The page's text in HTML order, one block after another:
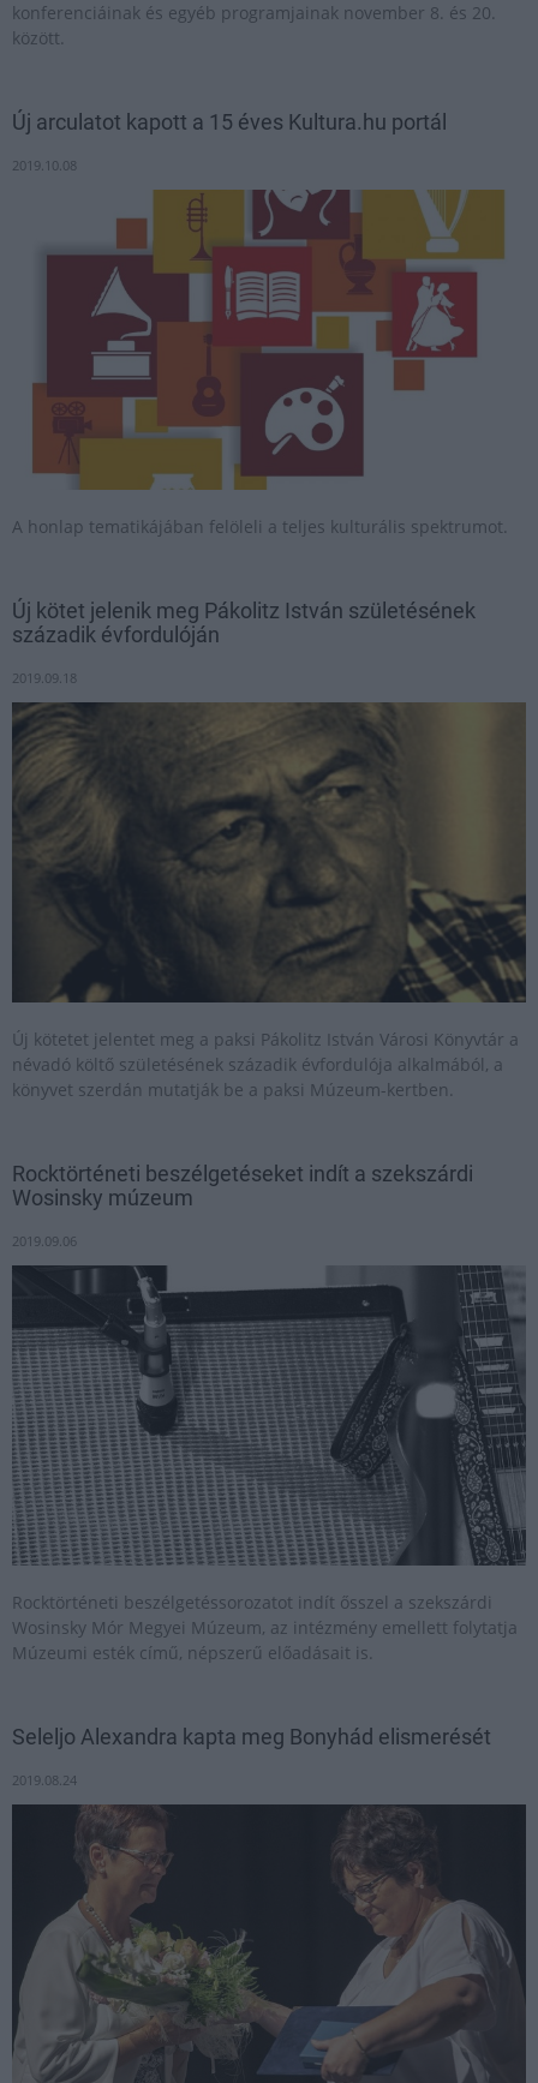
konferenciáinak és egyéb programjainak november 8. és 20.
között.
Új arculatot kapott a 15 éves Kultura.hu portál
2019.10.08
A honlap tematikájában felöleli a teljes kulturális spektrumot.
Új kötet jelenik meg Pákolitz István születésének
századik évfordulóján
2019.09.18
Új kötetet jelentet meg a paksi Pákolitz István Városi Könyvtár a
névadó költő születésének századik évfordulója alkalmából, a
könyvet szerdán mutatják be a paksi Múzeum-kertben.
Rocktörténeti beszélgetéseket indít a szekszárdi
Wosinsky múzeum
2019.09.06
Rocktörténeti beszélgetéssorozatot indít ősszel a szekszárdi
Wosinsky Mór Megyei Múzeum, az intézmény emellett folytatja
Múzeumi esték című, népszerű előadásait is.
Seleljo Alexandra kapta meg Bonyhád elismerését
2019.08.24